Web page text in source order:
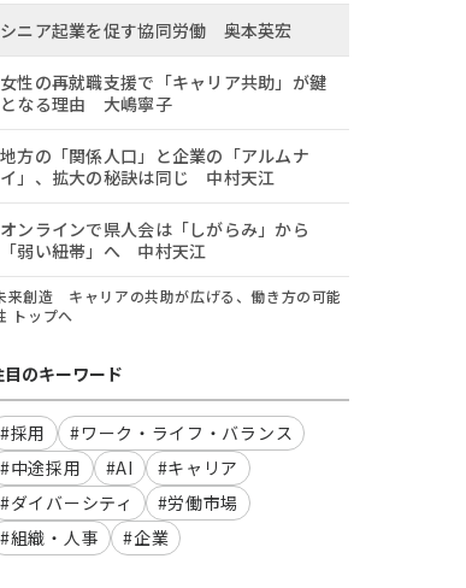
シニア起業を促す協同労働 奥本英宏
女性の再就職支援で「キャリア共助」が鍵
となる理由 大嶋寧子
地方の「関係人口」と企業の「アルムナ
イ」、拡大の秘訣は同じ 中村天江
オンラインで県人会は「しがらみ」から
「弱い紐帯」へ 中村天江
来創造 キャリアの共助が広げる、働き方の可能
トップへ
目のキーワード
#採用
#ワーク・ライフ・バランス
#中途採用
#AI
#キャリア
#ダイバーシティ
#労働市場
#組織・人事
#企業